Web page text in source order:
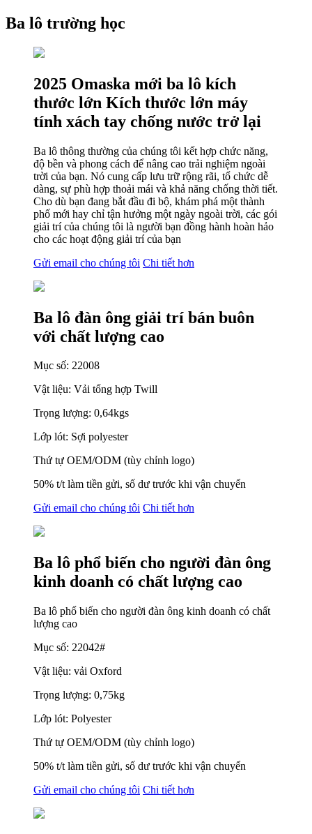
Ba lô trường học
2025 Omaska ​​mới ba lô kích
thước lớn Kích thước lớn máy
tính xách tay chống nước trở lại
Ba lô thông thường của chúng tôi kết hợp chức năng,
độ bền và phong cách để nâng cao trải nghiệm ngoài
trời của bạn. Nó cung cấp lưu trữ rộng rãi, tổ chức dễ
dàng, sự phù hợp thoải mái và khả năng chống thời tiết.
Cho dù bạn đang bắt đầu đi bộ, khám phá một thành
phố mới hay chỉ tận hưởng một ngày ngoài trời, các gói
giải trí của chúng tôi là người bạn đồng hành hoàn hảo
cho các hoạt động giải trí của bạn
Gửi email cho chúng tôi Chi tiết hơn
Ba lô đàn ông giải trí bán buôn
với chất lượng cao
Mục số: 22008
Vật liệu: Vải tổng hợp Twill
Trọng lượng: 0,64kgs
Lớp lót: Sợi polyester
Thứ tự OEM/ODM (tùy chỉnh logo)
50% t/t làm tiền gửi, số dư trước khi vận chuyển
Gửi email cho chúng tôi Chi tiết hơn
Ba lô phổ biến cho người đàn ông
kinh doanh có chất lượng cao
Ba lô phổ biến cho người đàn ông kinh doanh có chất
lượng cao
Mục số: 22042#
Vật liệu: vải Oxford
Trọng lượng: 0,75kg
Lớp lót: Polyester
Thứ tự OEM/ODM (tùy chỉnh logo)
50% t/t làm tiền gửi, số dư trước khi vận chuyển
Gửi email cho chúng tôi Chi tiết hơn